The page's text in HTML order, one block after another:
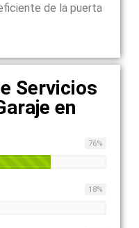
de la puerta
Servicios
en
76%
18%